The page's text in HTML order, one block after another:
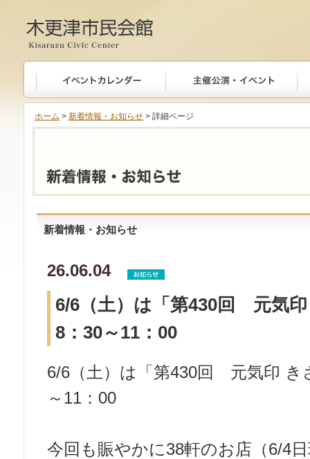
木更津市民会館
ホーム > 新着情報・お知らせ > 詳細ページ
新着情報・お知らせ
26.06.04
6/6（土）は「第430回 元気
8：30～11：00
6/6（土）は「第430回 元気印 き
～11：00
今回も賑やかに38軒のお店（6/4